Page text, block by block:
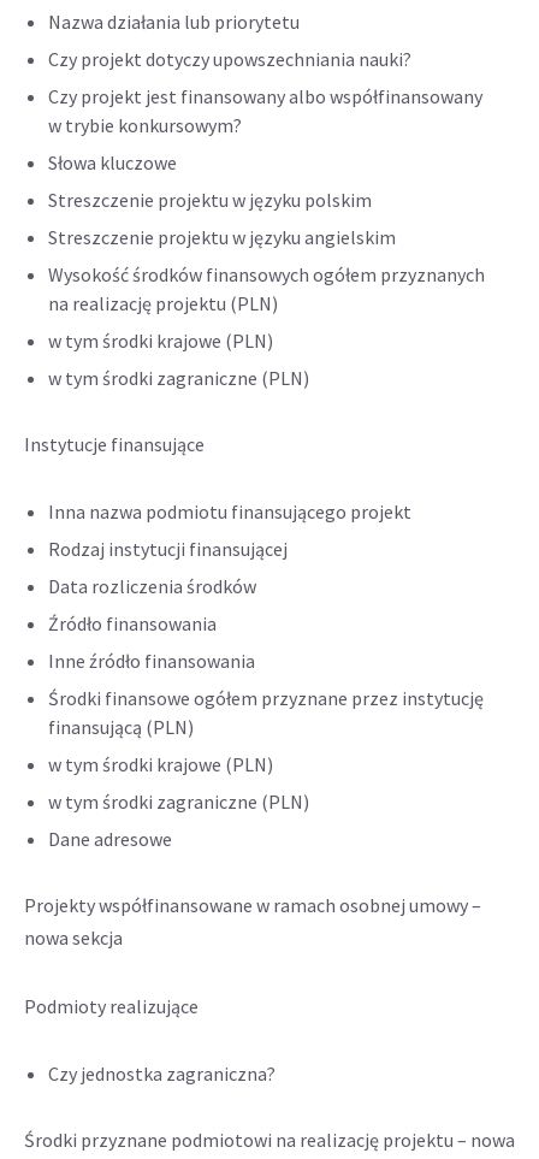
Nazwa działania lub priorytetu
Czy projekt dotyczy upowszechniania nauki?
Czy projekt jest finansowany albo współfinansowany
w trybie konkursowym?
Słowa kluczowe
Streszczenie projektu w języku polskim
Streszczenie projektu w języku angielskim
Wysokość środków finansowych ogółem przyznanych
na realizację projektu (PLN)
w tym środki krajowe (PLN)
w tym środki zagraniczne (PLN)
Instytucje finansujące
Inna nazwa podmiotu finansującego projekt
Rodzaj instytucji finansującej
Data rozliczenia środków
Źródło finansowania
Inne źródło finansowania
Środki finansowe ogółem przyznane przez instytucję
finansującą (PLN)
w tym środki krajowe (PLN)
w tym środki zagraniczne (PLN)
Dane adresowe
Projekty współfinansowane w ramach osobnej umowy –
nowa sekcja
Podmioty realizujące
Czy jednostka zagraniczna?
Środki przyznane podmiotowi na realizację projektu – nowa